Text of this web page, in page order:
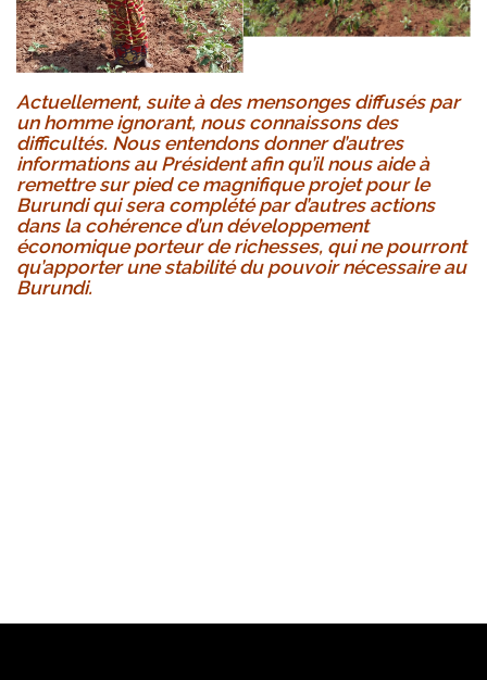
Actuellement, suite à des mensonges diffusés par
un homme ignorant, nous connaissons des
difficultés. Nous entendons donner d’autres
informations au Président afin qu’il nous aide à
remettre sur pied ce magnifique projet pour le
Burundi qui sera complété par d’autres actions
dans la cohérence d’un développement
économique porteur de richesses, qui ne pourront
qu’apporter une stabilité du pouvoir nécessaire au
Burundi.